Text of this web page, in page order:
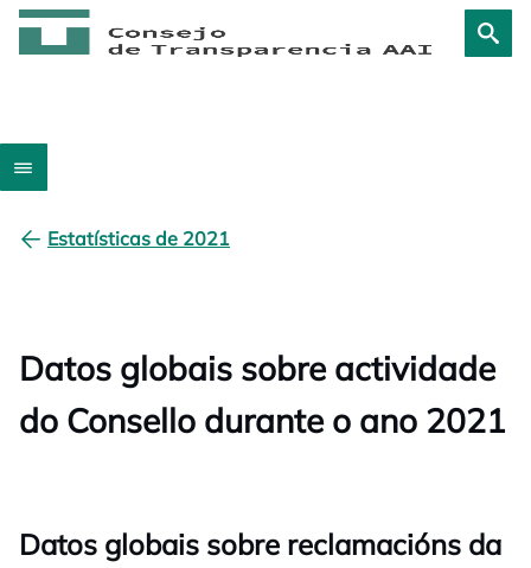
Estatísticas de 2021
Datos globais sobre actividade
do Consello durante o ano 2021
Datos globais sobre reclamacións da